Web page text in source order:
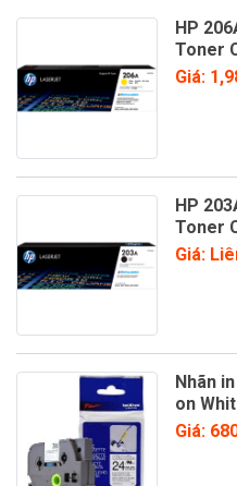
HP
Toner
Giá:
HP
Toner
Giá:
Nhãn
on
Giá: